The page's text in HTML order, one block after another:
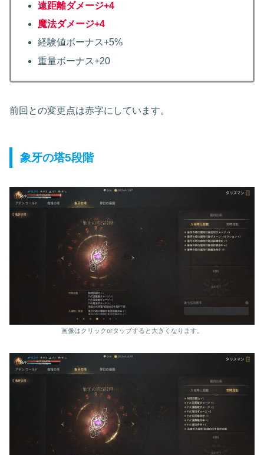
遠距離ダメージ+4
魔法ダメージ+4
経験値ボーナス+5%
重量ボーナス+20
前回との変更点は赤字にしています。
象牙の塔5段階
画像はクリックorタップすると大きくなります。